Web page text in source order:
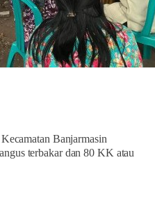
Banjarmasin
terbakar dan 80 KK atau